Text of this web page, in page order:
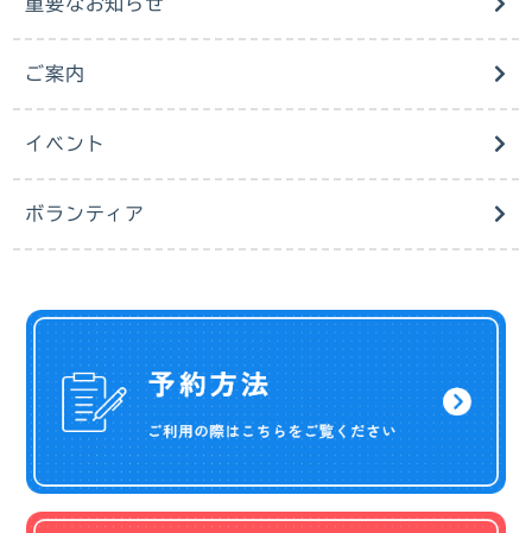
ご案内
イベント
ボランティア